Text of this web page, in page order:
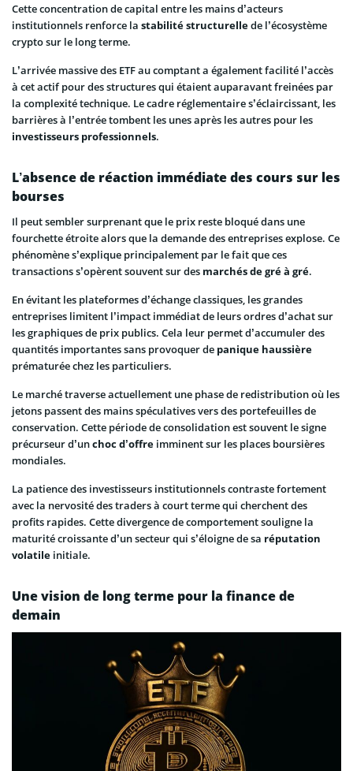
Cette concentration de capital entre les mains d’acteurs
institutionnels renforce la stabilité structurellede l’écosystème
crypto sur le long terme.
L’arrivée massive des ETF au comptant a également facilité l’accès
à cet actif pour des structures qui étaient auparavant freinées par
la complexité technique. Le cadre réglementaire s’éclaircissant, les
barrières à l’entrée tombent les unes après les autres pour les
investisseurs professionnels.
L’absence de réaction immédiate des cours sur les
bourses
Il peut sembler surprenant que le prix reste bloqué dans une
fourchette étroite alors que la demande des entreprises explose. Ce
phénomène s’explique principalement par le fait que ces
transactions s’opèrent souvent sur des marchés de gré à gré.
En évitant les plateformes d’échange classiques, les grandes
entreprises limitent l’impact immédiat de leurs ordres d’achat sur
les graphiques de prix publics. Cela leur permet d’accumuler des
quantités importantes sans provoquer de panique haussière
prématurée chez les particuliers.
Le marché traverse actuellement une phase de redistribution où les
jetons passent des mains spéculatives vers des portefeuilles de
conservation. Cette période de consolidation est souvent le signe
précurseur d’unchoc d’offre imminent sur les places boursières
mondiales.
La patience des investisseurs institutionnels contraste fortement
avec la nervosité des traders à court terme qui cherchent des
profits rapides. Cette divergence de comportement souligne la
maturité croissante d’un secteur qui s’éloigne de sa réputation
volatile initiale.
Une vision de long terme pour la finance de
demain